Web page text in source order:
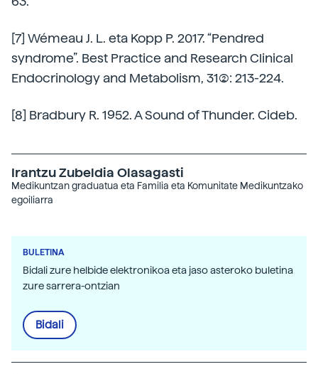
[7] Wémeau J. L. eta Kopp P. 2017. “Pendred
syndrome”. Best Practice and Research Clinical
Endocrinology and Metabolism, 31(2): 213-224.
[8] Bradbury R. 1952. A Sound of Thunder. Cideb.
Irantzu Zubeldia Olasagasti
Medikuntzan graduatua eta Familia eta Komunitate Medikuntzako
egoiliarra
BULETINA
Bidali zure helbide elektronikoa eta jaso asteroko buletina
zure sarrera-ontzian
Bidali